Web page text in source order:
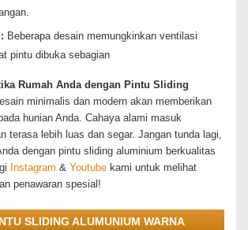
Beberapa desain memungkinkan ventilasi
pintu dibuka sebagian
Rumah Anda dengan Pintu Sliding
minimalis dan modern akan memberikan
hunian Anda. Cahaya alami masuk
terasa lebih luas dan segar. Jangan tunda lagi,
dengan pintu sliding aluminium berkualitas
Instagram &Youtube kami untuk melihat
penawaran spesial!
SLIDING ALUMUNIUM WARNA